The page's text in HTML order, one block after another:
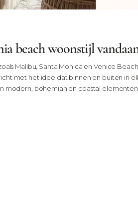
beach woonstijl
Malibu, Santa Monica en Venice
met het idee dat binnen en buiten in
modern, bohemian en coastal